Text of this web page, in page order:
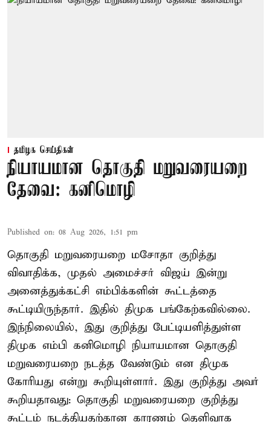
தமிழக செய்திகள்
நியாயமான தொகுதி மறுவரையறை
தேவை: கனிமொழி
Published on: 08 Aug 2026, 1:51 pm
தொகுதி மறுவரையறை மசோதா குறித்து
விவாதிக்க, முதல் அமைச்சர் விஜய் இன்று
அனைத்துக்கட்சி எம்பிக்களின் கூட்டத்தை
கூட்டியிருந்தார். இதில் திமுக பங்கேற்கவில்லை.
இந்நிலையில், இது குறித்து பேட்டியளித்துள்ள
திமுக எம்பி கனிமொழி நியாயமான தொகுதி
மறுவரையறை நடத்த வேண்டும் என திமுக
கோரியது என்று கூறியுள்ளார். இது குறித்து அவர்
கூறியதாவது: தொகுதி மறுவரையறை குறித்து
கூட்டம் நடத்தியதற்கான காரணம் தெளிவாக